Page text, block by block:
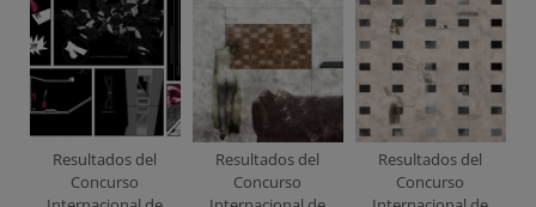
Resultados del
Concurso
Resultados del
Concurso
Resultados del
Concurso